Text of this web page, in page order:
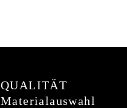
QUALITÄT
Materialauswahl